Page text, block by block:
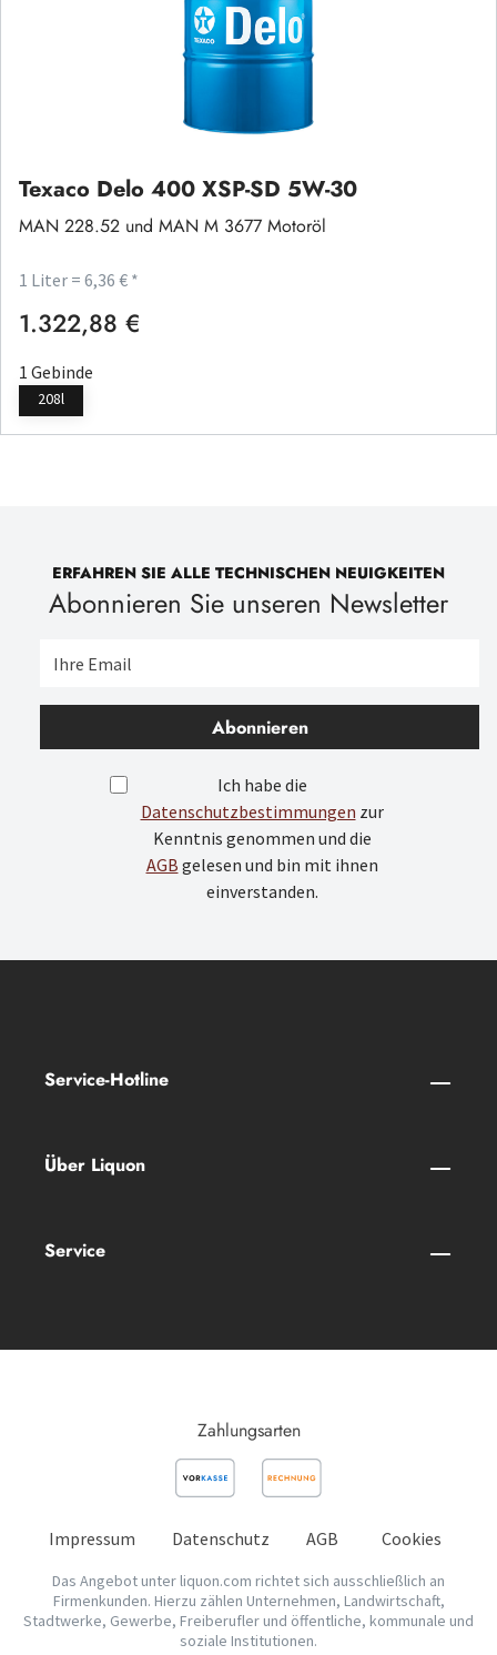
Texaco Delo 400 XSP-SD 5W-30
MAN 228.52 und MAN M 3677 Motoröl
1 Liter = 6,36 € *
Regulärer Preis:
1.322,88 €
1 Gebinde
208l
ERFAHREN SIE ALLE TECHNISCHEN NEUIGKEITEN
Abonnieren Sie unseren Newsletter
Abonnieren
Ich habe die
Datenschutzbestimmungen zur
Kenntnis genommen und die
AGB gelesen und bin mit ihnen
einverstanden.
Service-Hotline
Über Liquon
Service
Zahlungsarten
Impressum Datenschutz AGB Cookies
Das Angebot unter liquon.com richtet sich ausschließlich an
Firmenkunden. Hierzu zählen Unternehmen, Landwirtschaft,
Stadtwerke, Gewerbe, Freiberufler und öffentliche, kommunale und
soziale Institutionen.